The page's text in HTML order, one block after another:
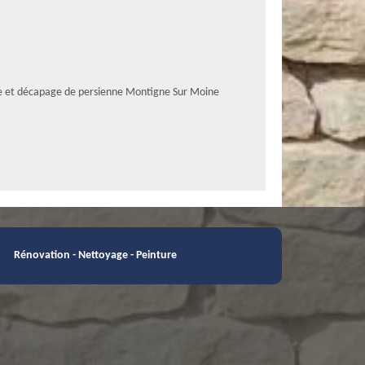
et décapage de persienne Montigne Sur Moine
Rénovation - Nettoyage - Peinture